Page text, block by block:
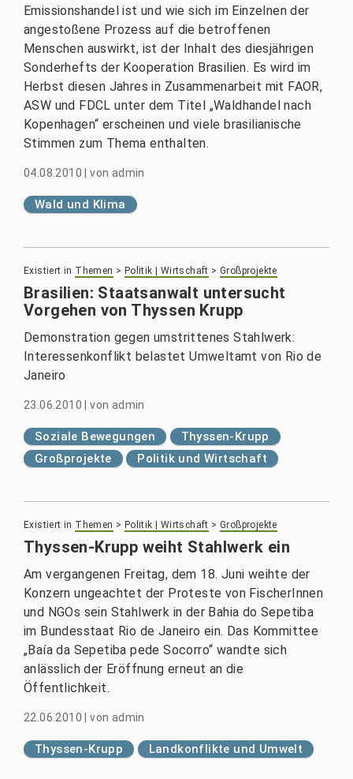
Emissionshandel ist und wie sich im Einzelnen der
angestoßene Prozess auf die betroffenen
Menschen auswirkt, ist der Inhalt des diesjährigen
Sonderhefts der Kooperation Brasilien. Es wird im
Herbst diesen Jahres in Zusammenarbeit mit FAOR,
ASW und FDCL unter dem Titel „Waldhandel nach
Kopenhagen“ erscheinen und viele brasilianische
Stimmen zum Thema enthalten.
04.08.2010 |von admin
Wald und Klima
Existiert in Themen > Politik | Wirtschaft >Großprojekte
Brasilien: Staatsanwalt untersucht
Vorgehen von Thyssen Krupp
Demonstration gegen umstrittenes Stahlwerk:
Interessenkonflikt belastet Umweltamt von Rio de
Janeiro
23.06.2010 |von admin
Soziale Bewegungen
Thyssen-Krupp
Großprojekte
Politik und Wirtschaft
Existiert in Themen > Politik | Wirtschaft >Großprojekte
Thyssen-Krupp weiht Stahlwerk ein
Am vergangenen Freitag, dem 18. Juni weihte der
Konzern ungeachtet der Proteste von FischerInnen
und NGOs sein Stahlwerk in der Bahia do Sepetiba
im Bundesstaat Rio de Janeiro ein. Das Kommittee
„Baía da Sepetiba pede Socorro“ wandte sich
anlässlich der Eröffnung erneut an die
Öffentlichkeit.
22.06.2010 |von admin
Thyssen-Krupp Landkonflikte und Umwelt